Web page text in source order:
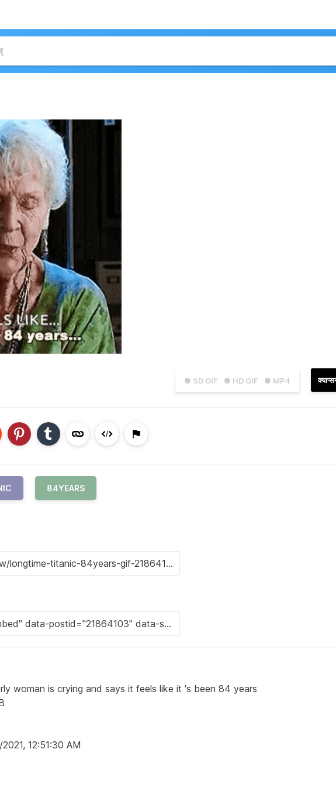
● SD GIF ● HD GIF ● MP4
84YEARS
woman is crying and says it feels like it 's been 84 years
2021, 12:51:30 AM